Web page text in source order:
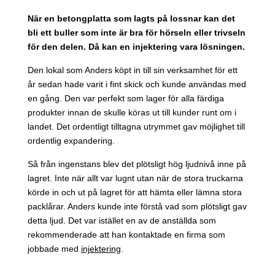
När en betongplatta som lagts på lossnar kan det
bli ett buller som inte är bra för hörseln eller trivseln
för den delen. Då kan en injektering vara lösningen.
Den lokal som Anders köpt in till sin verksamhet för ett
år sedan hade varit i fint skick och kunde användas med
en gång. Den var perfekt som lager för alla färdiga
produkter innan de skulle köras ut till kunder runt om i
landet. Det ordentligt tilltagna utrymmet gav möjlighet till
ordentlig expandering.
Så från ingenstans blev det plötsligt hög ljudnivå inne på
lagret. Inte när allt var lugnt utan när de stora truckarna
körde in och ut på lagret för att hämta eller lämna stora
packlårar. Anders kunde inte förstå vad som plötsligt gav
detta ljud. Det var istället en av de anställda som
rekommenderade att han kontaktade en firma som
jobbade med injektering